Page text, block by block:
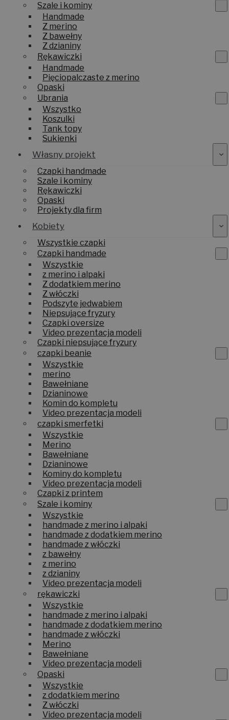
Szale i kominy
Handmade
Z merino
Z bawełny
Z dzianiny
Rękawiczki
Handmade
Pięciopalczaste z merino
Opaski
Ubrania
Wszystko
Koszulki
Tank topy
Sukienki
Własny projekt
Czapki handmade
Szale i kominy
Rękawiczki
Opaski
Projekty dla firm
Kobiety
Wszystkie czapki
Czapki handmade
Wszystkie
z merino i alpaki
Z dodatkiem merino
Z włóczki
Podszyte jedwabiem
Niepsujące fryzury
Czapki oversize
Video prezentacja modeli
Czapki niepsujące fryzury
czapki beanie
Wszystkie
merino
Bawełniane
Dzianinowe
Komin do kompletu
Video prezentacja modeli
czapki smerfetki
Wszystkie
Merino
Bawełniane
Dzianinowe
Kominy do kompletu
Video prezentacja modeli
Czapki z printem
Szale i kominy
Wszystkie
handmade z merino i alpaki
handmade z dodatkiem merino
handmade z włóczki
z bawełny
z merino
z dzianiny
Video prezentacja modeli
rękawiczki
Wszystkie
handmade z merino i alpaki
handmade z dodatkiem merino
handmade z włóczki
Merino
Bawełniane
Video prezentacja modeli
Opaski
Wszystkie
z dodatkiem merino
Z włóczki
Video prezentacja modeli